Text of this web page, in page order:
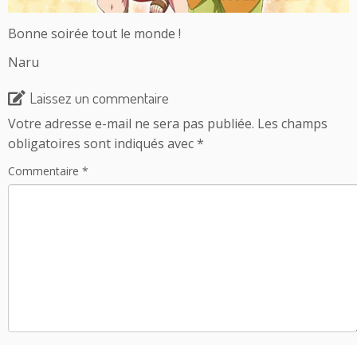
Bonne soirée tout le monde !
Naru
Laissez un commentaire
Votre adresse e-mail ne sera pas publiée. Les champs
obligatoires sont indiqués avec*
Commentaire *